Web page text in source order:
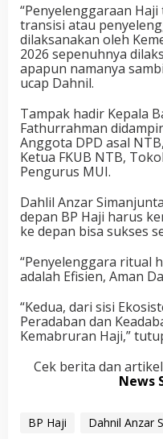
“Penyelenggaraan
transisi atau
dilaksanakan oleh
2026 sepenuhnya
apapun namanya
ucap Dahnil.
Tampak hadir Kepala
Fathurrahman
Anggota DPD asal
Ketua FKUB NTB,
Pengurus MUI.
Dahlil Anzar
depan BP Haji harus
ke depan bisa sukses
“Penyelenggara ritual
adalah Efisien, Aman
“Kedua, dari sisi
Peradaban dan
Kemabruran Haji,”
Cek berita dan
News
BP Haji Dahnil Anzar